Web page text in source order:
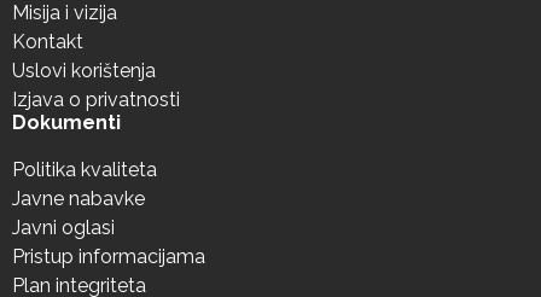
Misija i vizija
Kontakt
Uslovi korištenja
Izjava o privatnosti
Dokumenti
Politika kvaliteta
Javne nabavke
Javni oglasi
Pristup informacijama
Plan integriteta